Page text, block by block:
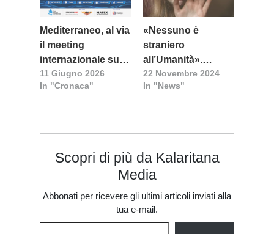
Mediterraneo, al via
il meeting
internazionale su
nuovi equilibri
globali e crisi
11 Giugno 2026
In "Cronaca"
«Nessuno è
straniero
all’Umanità».
L’iniziativa di Acli e
Regione
22 Novembre 2024
In "News"
Scopri di più da Kalaritana
Media
Abbonati per ricevere gli ultimi articoli inviati alla
tua e-mail.
Digita la tua e-mail...